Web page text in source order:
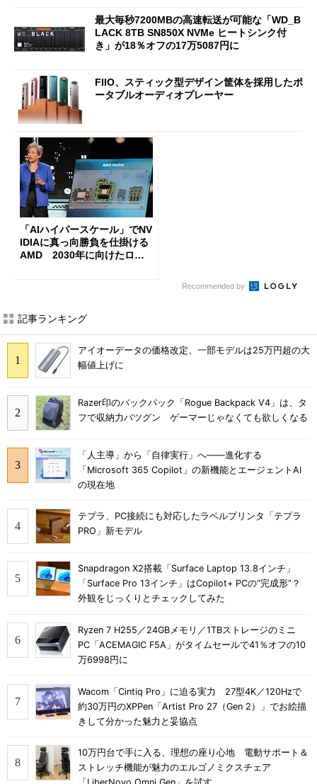
最大毎秒7200MBの高速転送が可能な「WD_B
LACK 8TB SN850X NVMe ヒートシンク付
き」が18％オフの17万5087円に
FIIO、スティック型デザイン筐体を採用したポ
ータブルオーディオプレーヤー
「AIハイパースケール」でNV
IDIAに真っ向勝負を仕掛ける
AMD 2030年に向けたロー
Recommended by
記事ランキング
アイオーデータの価格改定、一部モデルは25万円超の大
幅値上げに
Razer印のバックパック「Rogue Backpack V4」は、タ
フで収納力バツグン ゲーマーじゃなくても欲しくなる
「人主導」から「自律実行」へ――進化する
「Microsoft 365 Copilot」の新機能とエージェントAI
の現在地
テプラ、PC接続にも対応したラベルプリンタ「テプラ
PRO」新モデル
Snapdragon X2搭載「Surface Laptop 13.8インチ」
「Surface Pro 13インチ」はCopilot+ PCの“完成形”？
外観をじっくりとチェックしてみた
Ryzen 7 H255／24GBメモリ／1TBストレージのミニ
PC「ACEMAGIC F5A」がタイムセールで41％オフの10
万6998円に
Wacom「Cintiq Pro」に迫る実力 27型4K／120Hzで
約30万円のXPPen「Artist Pro 27（Gen 2）」でお絵描
きして分かった魅力と妥協点
10万円台で手に入る、理想の座り心地 電動サポート＆
ストレッチ機能が魅力のエルゴノミクスチェア